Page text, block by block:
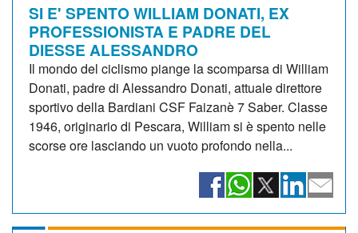
SI E' SPENTO WILLIAM DONATI, EX
PROFESSIONISTA E PADRE DEL
DIESSE ALESSANDRO
Il mondo del ciclismo piange la scomparsa di William
Donati, padre di Alessandro Donati, attuale direttore
sportivo della Bardiani CSF Faizanè 7 Saber. Classe
1946, originario di Pescara, William si è spento nelle
scorse ore lasciando un vuoto profondo nella...